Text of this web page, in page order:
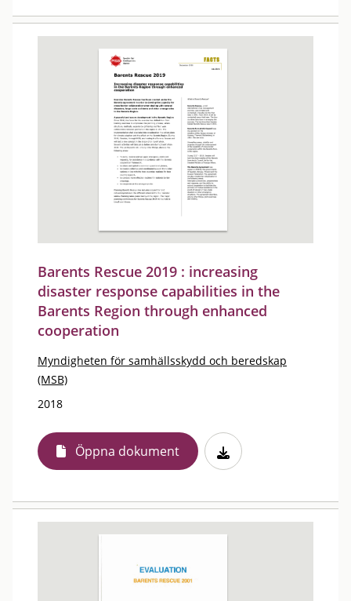
Barents Rescue 2019 : increasing
disaster response capabilities in the
Barents Region through enhanced
cooperation
Myndigheten för samhällsskydd och beredskap
(MSB)
2018
Öppna dokument